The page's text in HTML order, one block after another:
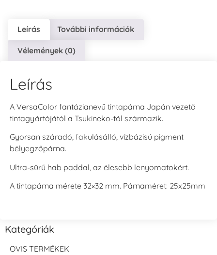
Leírás További információk
Vélemények (0)
Leírás
A VersaColor fantázianevű tintapárna Japán vezető
tintagyártójától a Tsukineko-tól származik.
Gyorsan száradó, fakulásálló, vízbázisú pigment
bélyegzőpárna.
Ultra-sűrű hab paddal, az élesebb lenyomatokért.
A tintapárna mérete 32×32 mm. Párnaméret: 25x25mm
Kategóriák
OVIS TERMÉKEK